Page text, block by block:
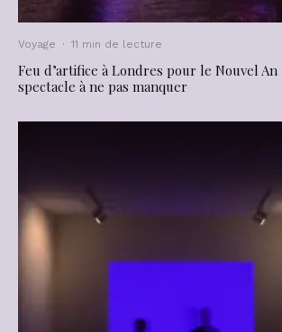
Voyage · 11 min de lecture
Feu d’artifice à Londres pour le Nouvel An
spectacle à ne pas manquer